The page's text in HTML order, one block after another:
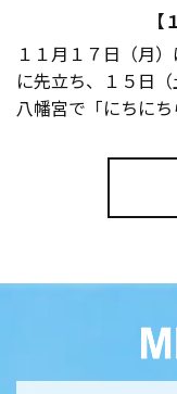
１１月１７日（月
に先立ち、１５日
八幡宮で「にちに